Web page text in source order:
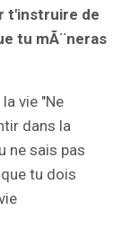
t'instruire de
tu mÃ¨neras
vie "Ne
dans la
ne sais pas
tu dois